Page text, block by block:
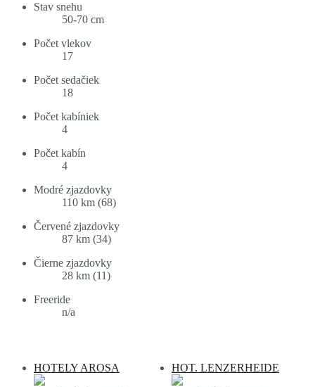
Stav snehu
50-70 cm
Počet vlekov
17
Počet sedačiek
18
Počet kabíniek
4
Počet kabín
4
Modré zjazdovky
110 km (68)
Červené zjazdovky
87 km (34)
Čierne zjazdovky
28 km (11)
Freeride
n/a
HOTELY AROSA HOT. LENZERHEIDE